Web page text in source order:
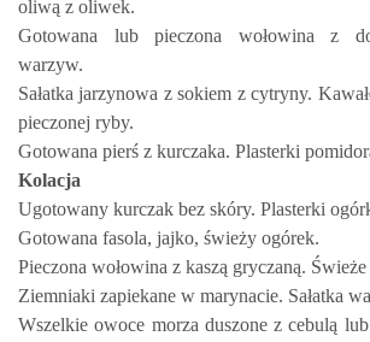
oliwą z oliwek.
Gotowana lub pieczona wołowina z
warzyw.
Sałatka jarzynowa z sokiem z cytryny.
pieczonej ryby.
Gotowana pierś z kurczaka. Plasterki
Kolacja
Ugotowany kurczak bez skóry. Plasterki
Gotowana fasola, jajko, świeży ogórek.
Pieczona wołowina z kaszą gryczaną.
Ziemniaki zapiekane w marynacie. Sałatka
Wszelkie owoce morza duszone z cebulą lub